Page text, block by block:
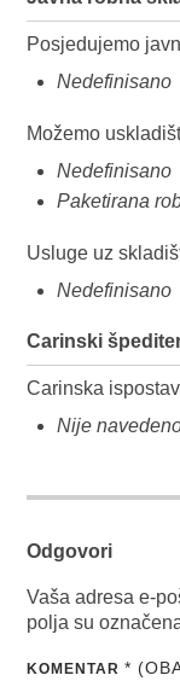
Posjedujemo
Nedefinisano
Možemo
Nedefinisano
Paketirana
Usluge uz
Nedefinisano
Carinski
Carinska
Nije
Odgovori
Vaša adresa e-
polja su
KOMENTAR*